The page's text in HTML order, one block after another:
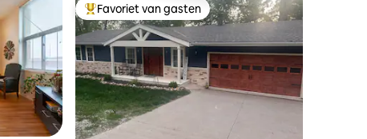
Topfavoriet van gasten
Favoriet van gasten